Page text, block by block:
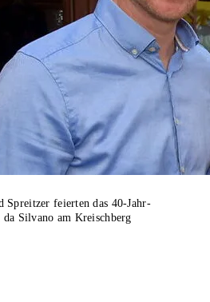
Spreitzer feierten das 40-Jahr-
Silvano am Kreischberg